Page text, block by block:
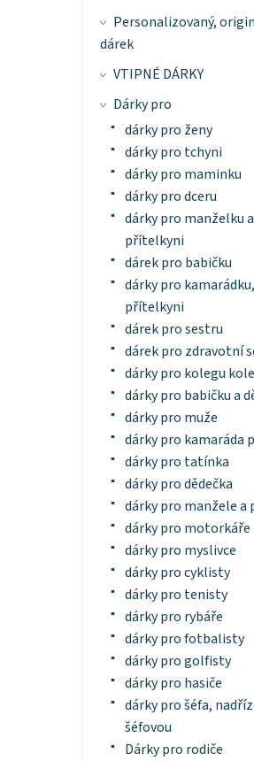
Personalizovaný,
dárek
VTIPNÉ DÁRKY
Dárky pro
dárky pro ženy
dárky pro tchyni
dárky pro maminku
dárky pro dceru
dárky pro manželku a
přítelkyni
dárek pro babičku
dárky pro kamarádku,
přítelkyni
dárek pro sestru
dárek pro zdravotní
dárky pro kolegu
dárky pro babičku a
dárky pro muže
dárky pro kamaráda
dárky pro tatínka
dárky pro dědečka
dárky pro manžele a
dárky pro motorkáře
dárky pro myslivce
dárky pro cyklisty
dárky pro tenisty
dárky pro rybáře
dárky pro fotbalisty
dárky pro golfisty
dárky pro hasiče
dárky pro šéfa,
šéfovou
Dárky pro rodiče